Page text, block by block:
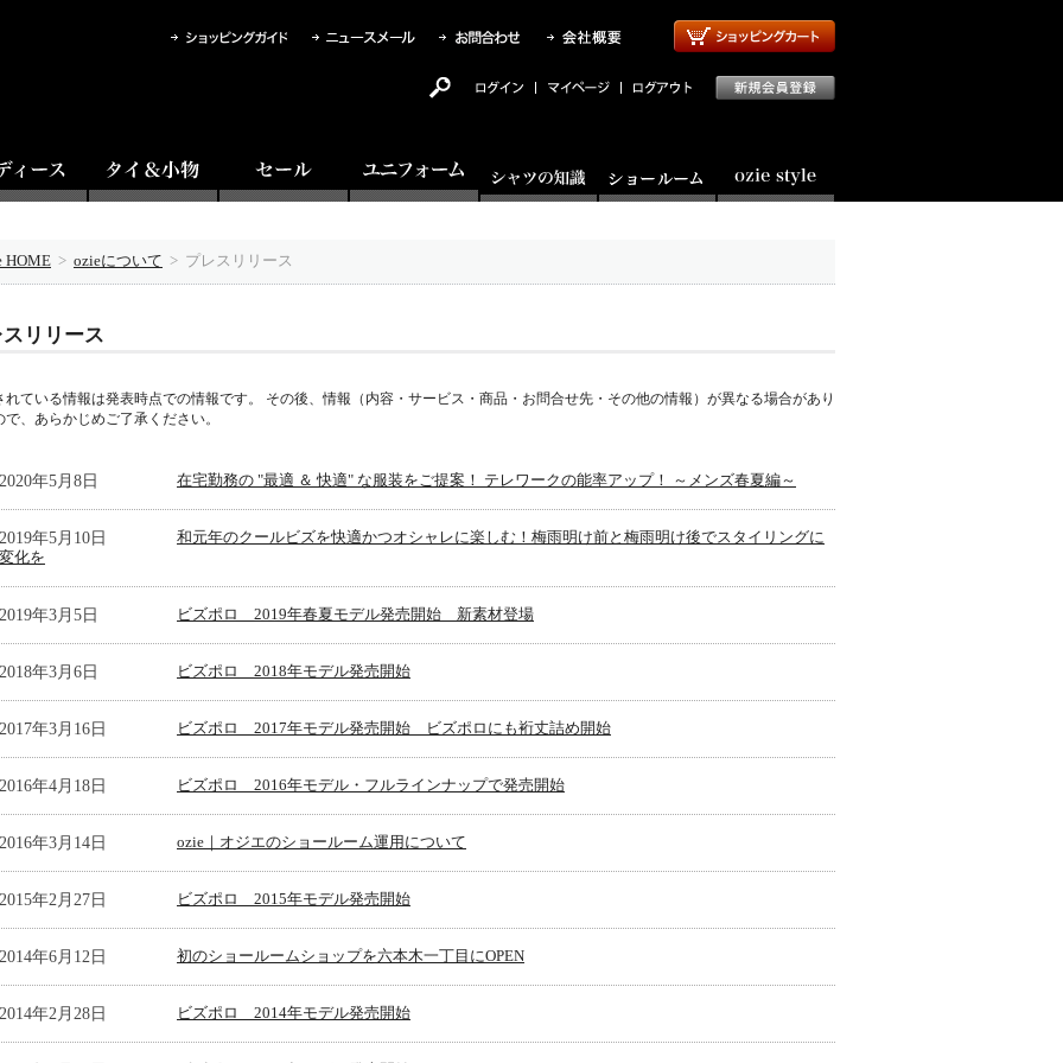
HOME > ozieについて > プレスリリース
リリース
れている情報は発表時点での情報です。 その後、情報（内容・サービス・商品・お問合せ先・その他の情報）が異なる場合があり
で、あらかじめご了承ください。
2020年5月8日 在宅勤務の "最適 ＆ 快適" な服装をご提案！ テレワークの能率アップ！ ～メンズ春夏編～
2019年5月10日
和元年のクールビズを快適かつオシャレに楽しむ！梅雨明け前と梅雨明け後でスタイリングに
変化を
2019年3月5日 ビズポロ 2019年春夏モデル発売開始 新素材登場
2018年3月6日 ビズポロ 2018年モデル発売開始
2017年3月16日 ビズポロ 2017年モデル発売開始 ビズポロにも裄丈詰め開始
2016年4月18日 ビズポロ 2016年モデル・フルラインナップで発売開始
2016年3月14日 ozie｜オジエのショールーム運用について
2015年2月27日 ビズポロ 2015年モデル発売開始
2014年6月12日 初のショールームショップを六本木一丁目にOPEN
2014年2月28日 ビズポロ 2014年モデル発売開始